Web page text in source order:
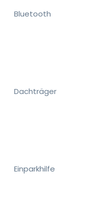
Bluetooth
Dachträger
Einparkhilfe